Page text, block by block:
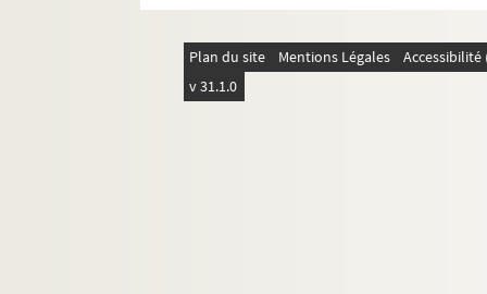
Plan du site Mentions Légales
v 31.1.0